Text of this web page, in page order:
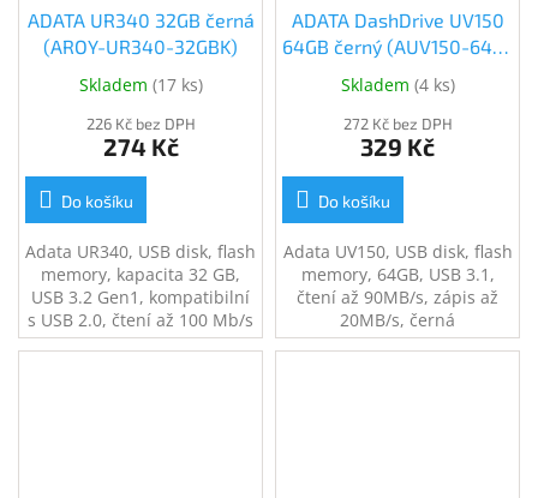
ADATA UR340 32GB černá
(AROY-UR340-32GBK)
Skladem (17 ks)
226 Kč bez DPH
274 Kč
Do košíku
Adata UR340, USB disk, flash
memory, kapacita 32 GB,
USB 3.2 Gen1, kompatibilní
s USB 2.0, čtení až 100 Mb/s
ADATA DashDrive UV150
64GB černý (AUV150-64G-
RBK)
Skladem (4 ks)
272 Kč bez DPH
329 Kč
Do košíku
Adata UV150, USB disk, flash
memory, 64GB, USB 3.1,
čtení až 90MB/s, zápis až
20MB/s, černá